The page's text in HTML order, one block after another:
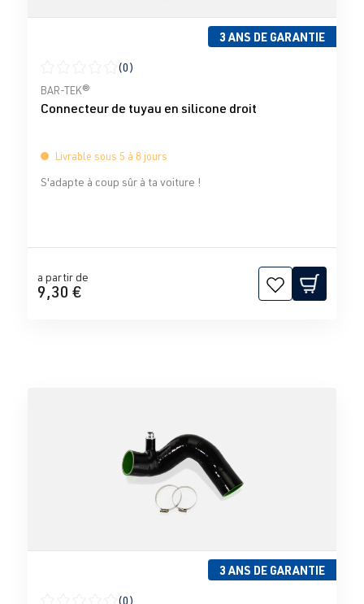
3 ANS DE GARANTIE
Note moyenne de 0 sur 5 étoiles
(0)
BAR-TEK®
Connecteur de tuyau en silicone droit
Livrable sous 5 à 8 jours
S'adapte à coup sûr à ta voiture !
a partir de
9,30 €
3 ANS DE GARANTIE
(0)